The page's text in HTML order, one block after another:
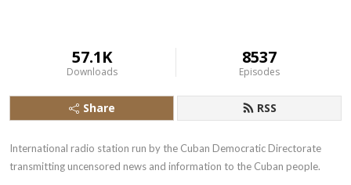
57.1K
Downloads
8537
Episodes
Share RSS
International radio station run by the Cuban Democratic Directorate
transmitting uncensored news and information to the Cuban people.